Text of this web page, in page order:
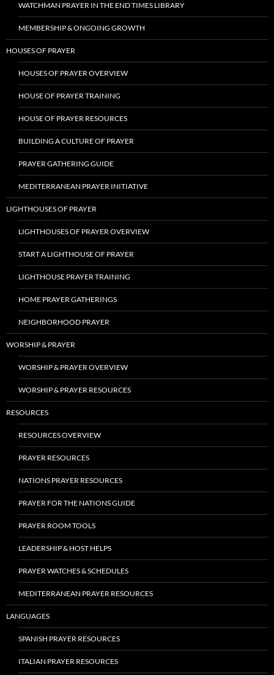
WATCHMAN PRAYER IN THE END TIMES LIBRARY
MEMBERSHIP & ONGOING GROWTH
HOUSES OF PRAYER
HOUSES OF PRAYER OVERVIEW
HOUSE OF PRAYER TRAINING
HOUSE OF PRAYER RESOURCES
BUILDING A CULTURE OF PRAYER
PRAYER GATHERING GUIDE
MEDITERRANEAN PRAYER INITIATIVE
LIGHTHOUSES OF PRAYER
LIGHTHOUSES OF PRAYER OVERVIEW
START A LIGHTHOUSE OF PRAYER
LIGHTHOUSE PRAYER TRAINING
HOME PRAYER GATHERINGS
NEIGHBORHOOD PRAYER
WORSHIP & PRAYER
WORSHIP & PRAYER OVERVIEW
WORSHIP & PRAYER RESOURCES
RESOURCES
RESOURCES OVERVIEW
PRAYER RESOURCES
NATIONS PRAYER RESOURCES
PRAYER FOR THE NATIONS GUIDE
PRAYER ROOM TOOLS
LEADERSHIP & HOST HELPS
PRAYER WATCHES & SCHEDULES
MEDITERRANEAN PRAYER RESOURCES
LANGUAGES
SPANISH PRAYER RESOURCES
ITALIAN PRAYER RESOURCES